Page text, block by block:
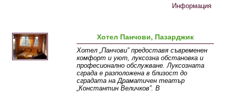
Информация
Хотел Панчови, Пазарджик
Хотел „Панчови” предоставя съвременен
комфорт и уют, луксозна обстановка и
професионално обслужване. Луксозната
сграда е разположена в близост до
сградата на Драматичен театър
„Константин Величков”. В